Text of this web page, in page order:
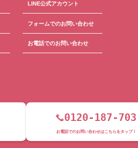
LINE公式アカウント
フォームでのお問い合わせ
お電話でのお問い合わせ
0120-187-703
お電話でのお問い合わせはこちらをタップ！